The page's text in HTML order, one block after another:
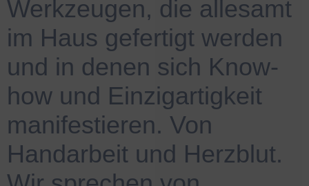
Werkzeugen, die allesamt
im Haus gefertigt werden
und in denen sich Know-
how und Einzigartigkeit
manifestieren. Von
Handarbeit und Herzblut.